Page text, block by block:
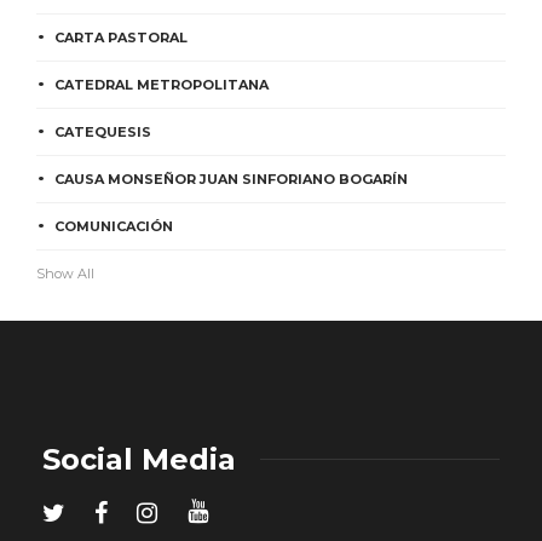
CARTA PASTORAL
CATEDRAL METROPOLITANA
CATEQUESIS
CAUSA MONSEÑOR JUAN SINFORIANO BOGARÍN
COMUNICACIÓN
Show All
Social Media